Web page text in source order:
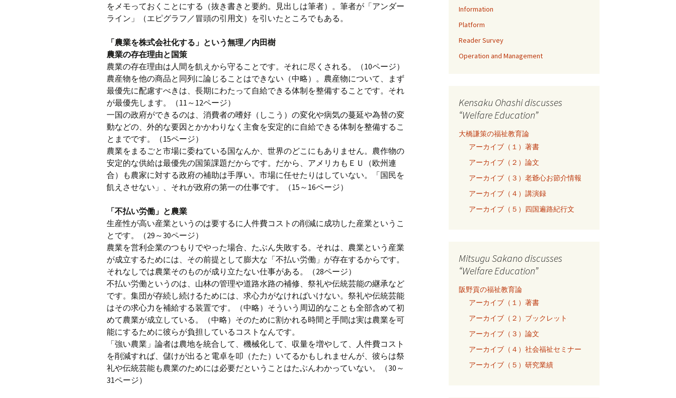
をメモっておくことにする（抜き書きと要約。見出しは筆者）。筆者が「アンダー
ライン」（エピグラフ／冒頭の引用文）を引いたところでもある。
「農業を株式会社化する」という無理／内田樹
農業の存在理由と国策
農業の存在理由は人間を飢えから守ることです。それに尽くされる。（10ページ）
農産物を他の商品と同列に論じることはできない（中略）。農産物について、まず
最優先に配慮すべきは、長期にわたって自給できる体制を整備することです。それ
が最優先します。（11～12ページ）
一国の政府ができるのは、消費者の嗜好（しこう）の変化や病気の蔓延や為替の変
動などの、外的な要因とかかわりなく主食を安定的に自給できる体制を整備するこ
とまでです。（15ページ）
農業をまるごと市場に委ねている国なんか、世界のどこにもありません。農作物の
安定的な供給は最優先の国策課題だからです。だから、アメリカもＥＵ（欧州連
合）も農家に対する政府の補助は手厚い。市場に任せたりはしていない。「国民を
飢えさせない」、それが政府の第一の仕事です。（15～16ページ）
「不払い労働」と農業
生産性が高い産業というのは要するに人件費コストの削減に成功した産業というこ
とです。（29～30ページ）
農業を営利企業のつもりでやった場合、たぶん失敗する。それは、農業という産業
が成立するためには、その前提として膨大な「不払い労働」が存在するからです。
それなしでは農業そのものが成り立たない仕事がある。（28ページ）
不払い労働というのは、山林の管理や道路水路の補修、祭礼や伝統芸能の継承など
です。集団が存続し続けるためには、求心力がなければいけない。祭礼や伝統芸能
はその求心力を補給する装置です。（中略）そういう周辺的なことも全部含めて初
めて農業が成立している。（中略）そのために割かれる時間と手間は実は農業を可
能にするために彼らが負担しているコストなんです。
「強い農業」論者は農地を統合して、機械化して、収量を増やして、人件費コスト
を削減すれば、儲けが出ると電卓を叩（たた）いてるかもしれませんが、彼らは祭
礼や伝統芸能も農業のためには必要だということはたぶんわかっていない。（30～
31ページ）
Information
Platform
Reader Survey
Operation and Management
Kensaku Ohashi discusses
“Welfare Education”
大橋謙策の福祉教育論
アーカイブ（１）著書
アーカイブ（２）論文
アーカイブ（３）老爺心お節介情報
アーカイブ（４）講演録
アーカイブ（５）四国遍路紀行文
Mitsugu Sakano discusses
“Welfare Education”
阪野貢の福祉教育論
アーカイブ（１）著書
アーカイブ（２）ブックレット
アーカイブ（３）論文
アーカイブ（４）社会福祉セミナー
アーカイブ（５）研究業績